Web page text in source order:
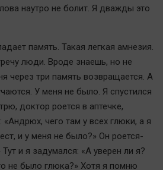
наутро не болит. Я дважды это
память. Такая легкая амнезия.
люди. Вроде знаешь, но не
через три память возвращается. А
У меня не было. Я спустился
доктор роется в аптечке,
чего там у всех глюки, а я
и у меня не было?» Он роется-
и я задумался: «А уверен ли я?
не было глюка?» Хотя я помню